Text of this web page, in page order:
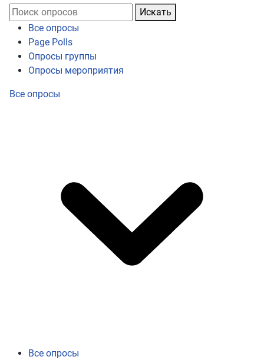
Искать
Все опросы
Page Polls
Опросы группы
Опросы мероприятия
Все опросы
Все опросы